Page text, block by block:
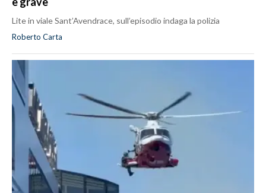
Lite in viale Sant’Avendrace, sull’episodio indaga la polizia
Roberto Carta